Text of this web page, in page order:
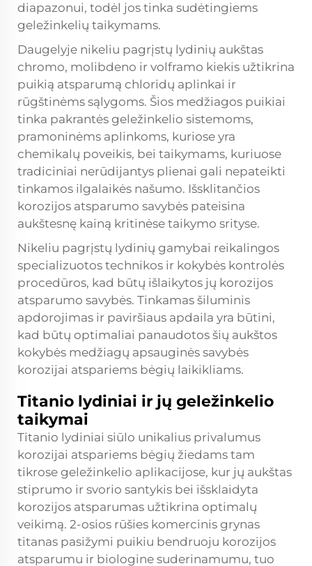
diapazonui, todėl jos tinka sudėtingiems
geležinkelių taikymams.
Daugelyje nikeliu pagrįstų lydinių aukštas
chromo, molibdeno ir volframо kiekis užtikrina
puikią atsparumą chloridų aplinkai ir
rūgštinėms sąlygoms. Šios medžiagos puikiai
tinka pakrantės geležinkelio sistemoms,
pramoninėms aplinkoms, kuriose yra
chemikalų poveikis, bei taikymams, kuriuose
tradiciniai nerūdijantys plienai gali nepateikti
tinkamos ilgalaikės našumo. Išsklitančios
korozijos atsparumo savybės pateisina
aukštesnę kainą kritinėse taikymo srityse.
Nikeliu pagrįstų lydinių gamybai reikalingos
specializuotos technikos ir kokybės kontrolės
procedūros, kad būtų išlaikytos jų korozijos
atsparumo savybės. Tinkamas šiluminis
apdorojimas ir paviršiaus apdaila yra būtini,
kad būtų optimaliai panaudotos šių aukštos
kokybės medžiagų apsauginės savybės
korozijai atspariems bėgių laikikliams.
Titanio lydiniai ir jų geležinkelio
taikymai
Titanio lydiniai siūlo unikalius privalumus
korozijai atspariems bėgių žiedams tam
tikrose geležinkelio aplikacijose, kur jų aukštas
stiprumo ir svorio santykis bei išsklaidyta
korozijos atsparumas užtikrina optimalų
veikimą. 2-osios rūšies komercinis grynas
titanas pasižymi puikiu bendruoju korozijos
atsparumu ir biologine suderinamumu, tuo